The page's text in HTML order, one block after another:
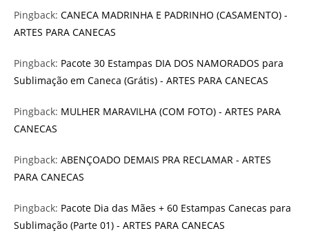
Pingback: CANECA MADRINHA E PADRINHO (CASAMENTO) -
ARTES PARA CANECAS
Pingback: Pacote 30 Estampas DIA DOS NAMORADOS para
Sublimação em Caneca (Grátis) - ARTES PARA CANECAS
Pingback: MULHER MARAVILHA (COM FOTO) - ARTES PARA
CANECAS
Pingback: ABENÇOADO DEMAIS PRA RECLAMAR - ARTES
PARA CANECAS
Pingback: Pacote Dia das Mães + 60 Estampas Canecas para
Sublimação (Parte 01) - ARTES PARA CANECAS